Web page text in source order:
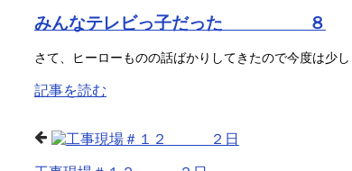
みんなテレビっ子だった ８
さて、ヒーローものの話ばかりしてきたので今度は少
記事を読む